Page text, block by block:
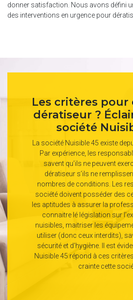
donner satisfaction. Nous avons défini
des interventions en urgence pour
Les critères pour
dératiseur ?
société
La société Nuisible 45 existe
Par expérience, les
savent qu’ils ne peuvent
dératiseur s’ils ne
nombres de conditions. Les
société doivent posséder des
les aptitudes à assurer la
connaitre lé législation sur
nuisibles, maitriser les
utiliser (donc ceux interdits),
sécurité et d’hygiène. Il est
Nuisible 45 répond à ces
crainte cette